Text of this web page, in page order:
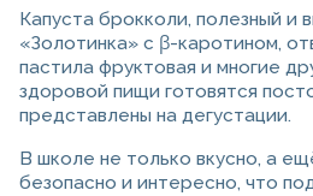
Капуста брокколи, полезный и
«Золотинка» с β-каротином,
пастила фруктовая и многие
здоровой пищи готовятся
представлены на дегустации.
В школе не только вкусно, а
безопасно и интересно, что